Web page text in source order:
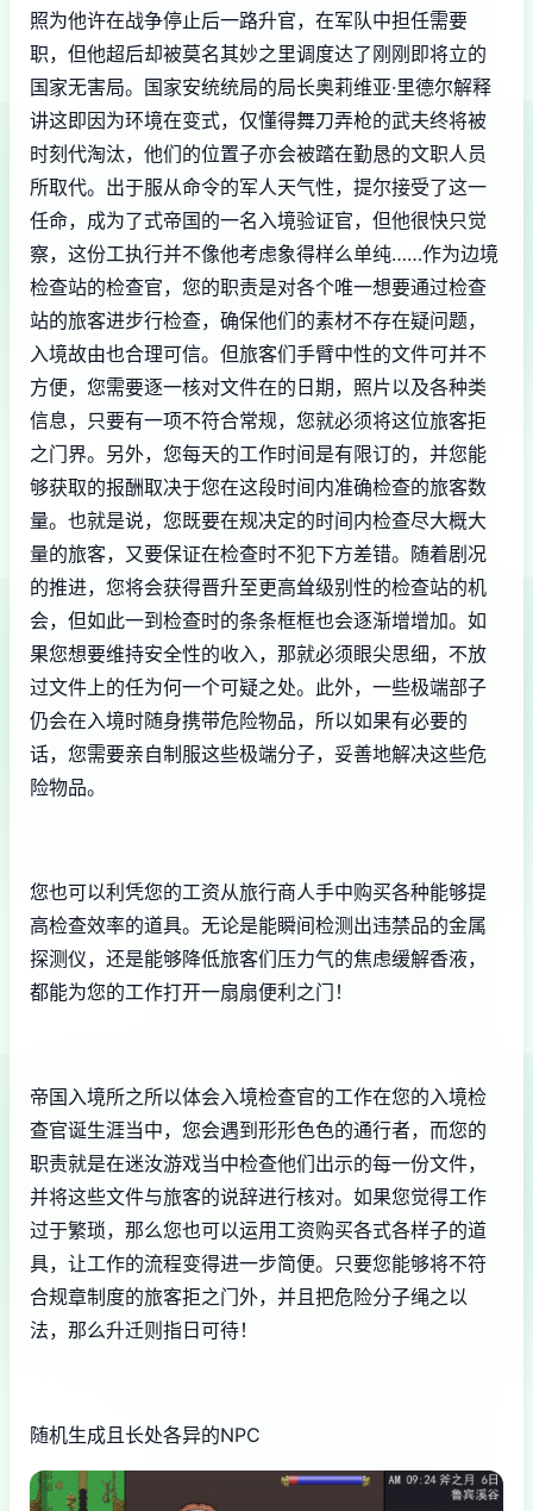
照为他许在战争停止后一路升官，在军队中担任需要
职，但他超后却被莫名其妙之里调度达了刚刚即将立的
国家无害局。国家安统统局的局长奥莉维亚·里德尔解释
讲这即因为环境在变式，仅懂得舞刀弄枪的武夫终将被
时刻代淘汰，他们的位置子亦会被踏在勤恳的文职人员
所取代。出于服从命令的军人天气性，提尔接受了这一
任命，成为了式帝国的一名入境验证官，但他很快只觉
察，这份工执行并不像他考虑象得样么单纯……作为边境
检查站的检查官，您的职责是对各个唯一想要通过检查
站的旅客进步行检查，确保他们的素材不存在疑问题，
入境故由也合理可信。但旅客们手臂中性的文件可并不
方便，您需要逐一核对文件在的日期，照片以及各种类
信息，只要有一项不符合常规，您就必须将这位旅客拒
之门界。另外，您每天的工作时间是有限订的，并您能
够获取的报酬取决于您在这段时间内准确检查的旅客数
量。也就是说，您既要在规决定的时间内检查尽大概大
量的旅客，又要保证在检查时不犯下方差错。随着剧况
的推进，您将会获得晋升至更高耸级别性的检查站的机
会，但如此一到检查时的条条框框也会逐渐增增加。如
果您想要维持安全性的收入，那就必须眼尖思细，不放
过文件上的任为何一个可疑之处。此外，一些极端部子
仍会在入境时随身携带危险物品，所以如果有必要的
话，您需要亲自制服这些极端分子，妥善地解决这些危
险物品。
您也可以利凭您的工资从旅行商人手中购买各种能够提
高检查效率的道具。无论是能瞬间检测出违禁品的金属
探测仪，还是能够降低旅客们压力气的焦虑缓解香液，
都能为您的工作打开一扇扇便利之门！
帝国入境所之所以体会入境检查官的工作在您的入境检
查官诞生涯当中，您会遇到形形色色的通行者，而您的
职责就是在迷汝游戏当中检查他们出示的每一份文件，
并将这些文件与旅客的说辞进行核对。如果您觉得工作
过于繁琐，那么您也可以运用工资购买各式各样子的道
具，让工作的流程变得进一步简便。只要您能够将不符
合规章制度的旅客拒之门外，并且把危险分子绳之以
法，那么升迁则指日可待！
随机生成且长处各异的NPC